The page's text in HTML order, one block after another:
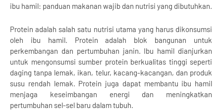
ibu hamil: panduan makanan wajib dan nutrisi yang dibutuhkan.
Protein adalah salah satu nutrisi utama yang harus dikonsumsi
oleh ibu hamil. Protein adalah blok bangunan untuk
perkembangan dan pertumbuhan janin. Ibu hamil dianjurkan
untuk mengonsumsi sumber protein berkualitas tinggi seperti
daging tanpa lemak, ikan, telur, kacang-kacangan, dan produk
susu rendah lemak. Protein juga dapat membantu ibu hamil
menjaga keseimbangan energi dan meningkatkan
pertumbuhan sel-sel baru dalam tubuh.